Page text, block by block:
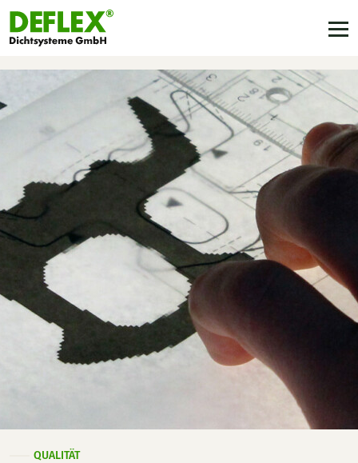
QUALITÄT